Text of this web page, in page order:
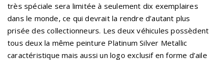
très spéciale sera limitée à seulement dix exemplaires
dans le monde, ce qui devrait la rendre d’autant plus
prisée des collectionneurs. Les deux véhicules possèdent
tous deux la même peinture Platinum Silver Metallic
caractéristique mais aussi un logo exclusif en forme d’aile